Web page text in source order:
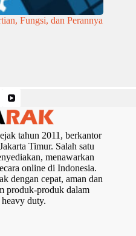
Fungsi, dan Perannya
tahun 2011, berkantor
Timur. Salah satu
menawarkan
online di Indonesia.
dengan cepat, aman dan
produk-produk dalam
duty.